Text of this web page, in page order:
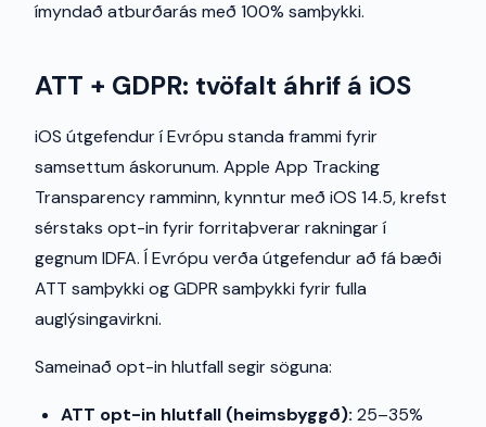
ímyndað atburðarás með 100% samþykki.
ATT + GDPR: tvöfalt áhrif á iOS
iOS útgefendur í Evrópu standa frammi fyrir
samsettum áskorunum. Apple App Tracking
Transparency ramminn, kynntur með iOS 14.5, krefst
sérstaks opt-in fyrir forritaþverar rakningar í
gegnum IDFA. Í Evrópu verða útgefendur að fá bæði
ATT samþykki og GDPR samþykki fyrir fulla
auglýsingavirkni.
Sameinað opt-in hlutfall segir söguna:
ATT opt-in hlutfall (heimsbyggð): 25–35%